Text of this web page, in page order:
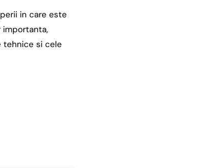
in care este
importanta,
tehnice si cele